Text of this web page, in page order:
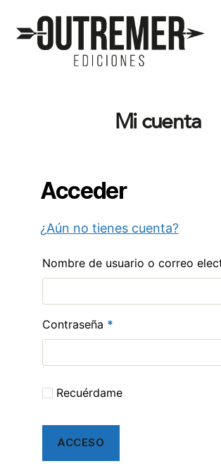
Mi cuenta
Acceder
¿Aún no tienes cuenta?
Nombre de usuario o correo
Contraseña *Obligatorio
Recuérdame
ACCESO